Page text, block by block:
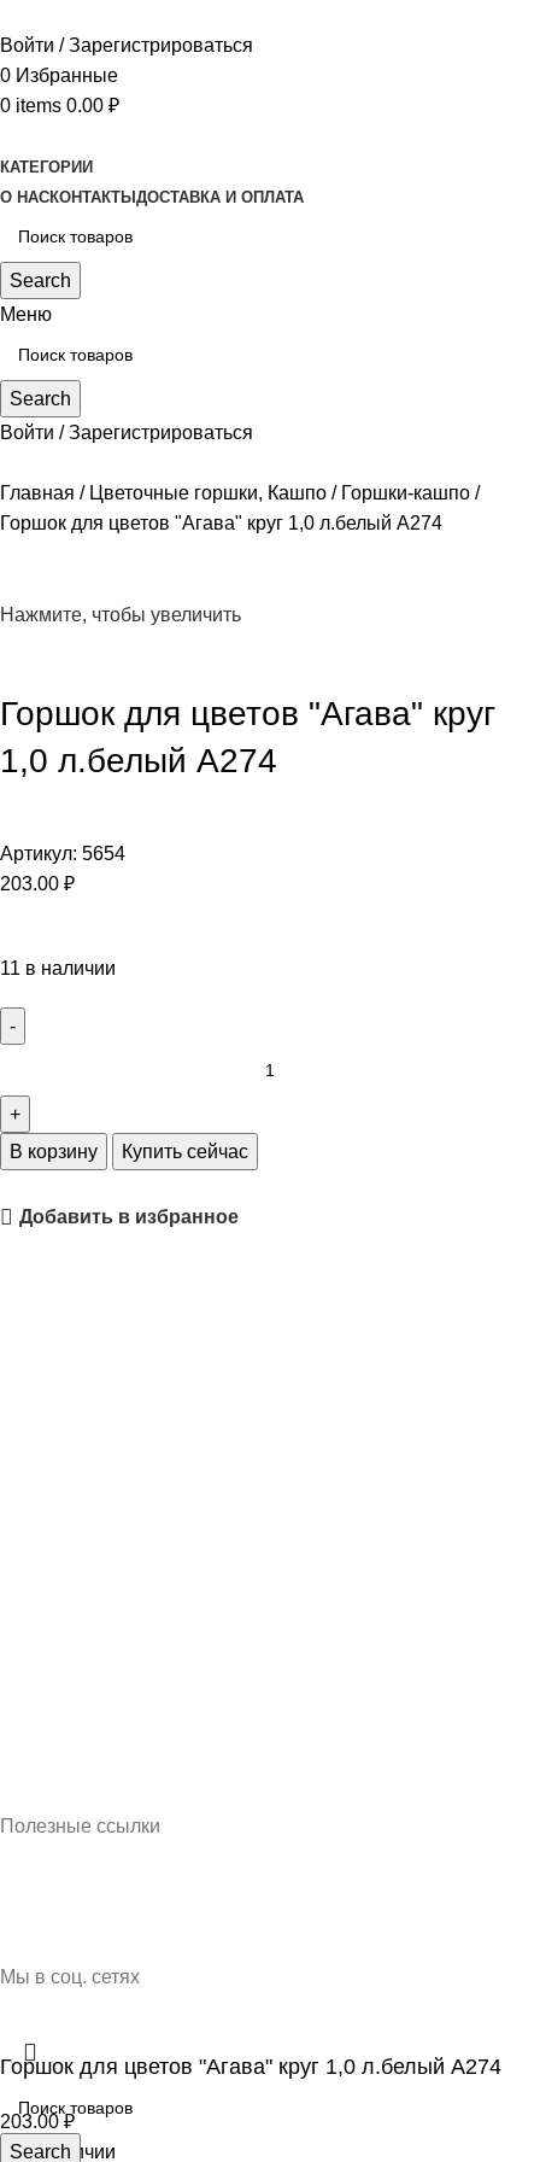
Войти / Зарегистрироваться
0 Избранные
0 items 0.00 ₽
КАТЕГОРИИ
О НАСКОНТАКТЫ ДОСТАВКА И ОПЛАТА
Search
Меню
Search
Войти / Зарегистрироваться
Главная Цветочные горшки, Кашпо
Горшки-кашпо
Горшок для цветов "Агава" круг 1,0 л.белый А274
Нажмите, чтобы увеличить
Горшок для цветов "Агава" круг
1,0 л.белый А274
Артикул: 5654
203.00 ₽
11 в наличии
В корзину Купить сейчас
Добавить в избранное
Полезные ссылки
Мы в соц. сетях
Search
Горшок для цветов "Агава" круг 1,0 л.белый А274
203.00 ₽
11 в наличии